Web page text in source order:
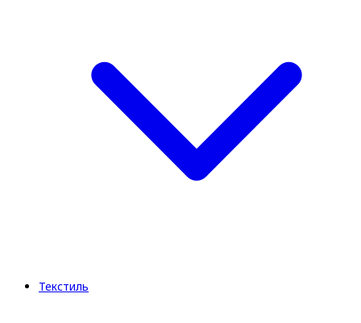
Текстиль